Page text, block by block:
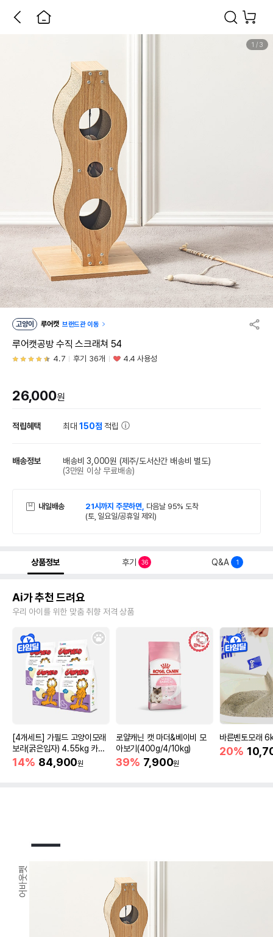
1 / 3
고양이 루어캣 브랜드관 이동
루어캣공방 수직 스크래쳐 54
4.7 후기 36개 4.4 사용성
26,000원
적립혜택 최대150점 적립
배송정보 배송비 3,000원 (제주/도서산간 배송비 별도)
(3만원 이상 무료배송)
내일배송 21시까지 주문하면, 다음날 95% 도착
(토, 일요일/공휴일 제외)
상품정보 후기 36 Q&A 1
Ai가 추천 드려요
우리 아이를 위한 맞춤 취향 저격 상품
[4개세트] 가필드 고양이모래
보라(굵은입자) 4.55kg 카사
바모래
14% 84,900원
로얄캐닌 캣 마더&베이비 모
아보기(400g/4/10kg)
39% 7,900원
바른벤토모래
20%